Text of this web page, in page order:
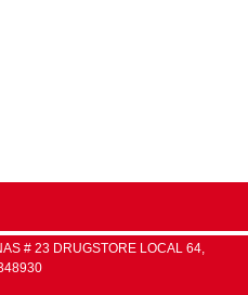
# 23 DRUGSTORE LOCAL 64,